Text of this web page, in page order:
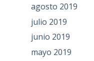
agosto 2019
julio 2019
junio 2019
mayo 2019